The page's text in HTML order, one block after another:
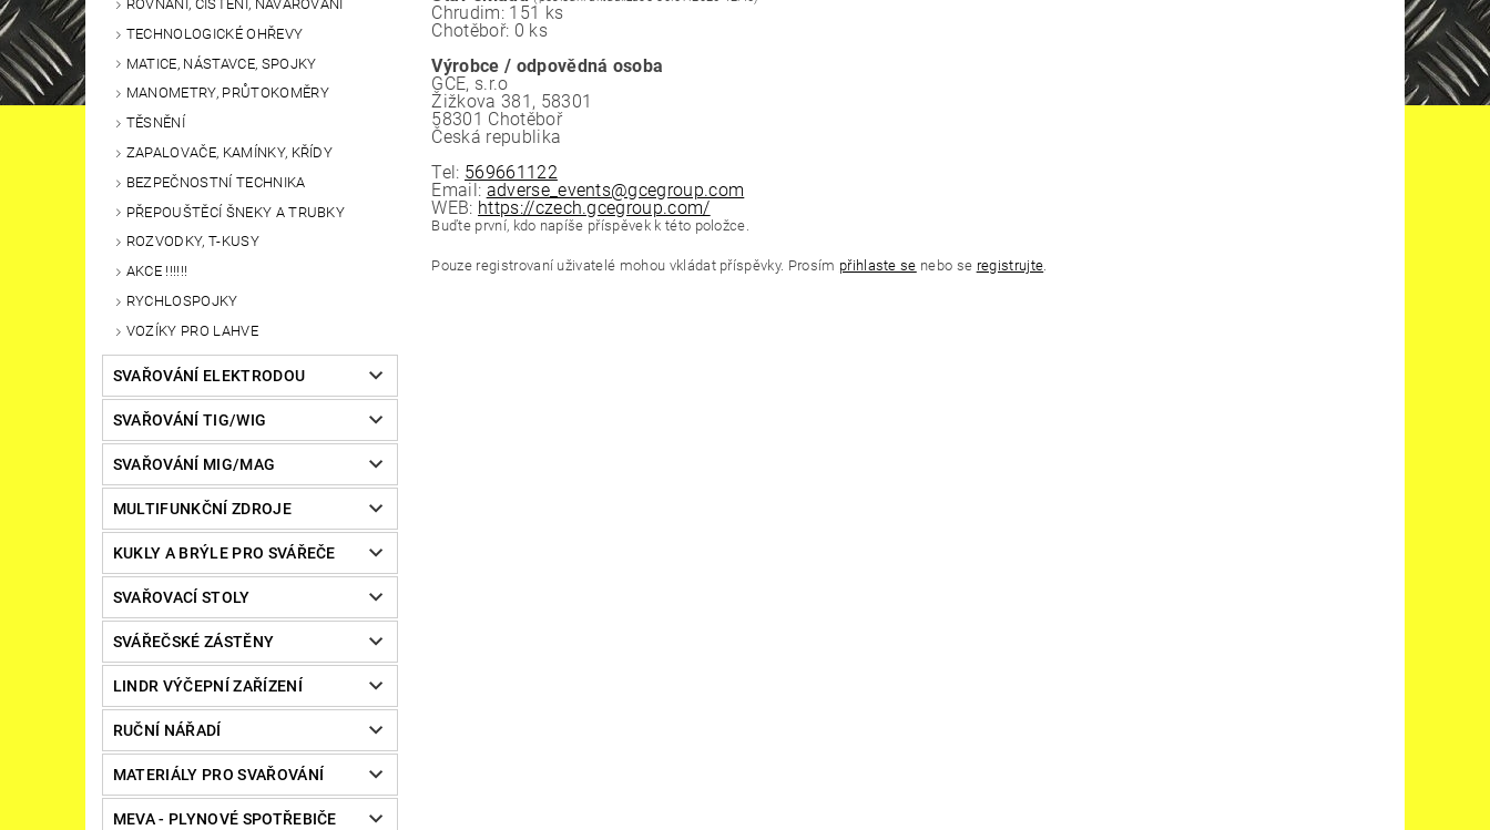
ROVNÁNÍ, ČIŠTĚNÍ, NAVAŘOVÁNÍ
TECHNOLOGICKÉ OHŘEVY
MATICE, NÁSTAVCE, SPOJKY
MANOMETRY, PRŮTOKOMĚRY
TĚSNĚNÍ
ZAPALOVAČE, KAMÍNKY, KŘÍDY
BEZPEČNOSTNÍ TECHNIKA
PŘEPOUŠTĚCÍ ŠNEKY A TRUBKY
ROZVODKY, T-KUSY
AKCE !!!!!!
RYCHLOSPOJKY
VOZÍKY PRO LAHVE
SVAŘOVÁNÍ ELEKTRODOU
SVAŘOVÁNÍ TIG/WIG
SVAŘOVÁNÍ MIG/MAG
MULTIFUNKČNÍ ZDROJE
KUKLY A BRÝLE PRO SVÁŘEČE
SVAŘOVACÍ STOLY
SVÁŘEČSKÉ ZÁSTĚNY
LINDR VÝČEPNÍ ZAŘÍZENÍ
RUČNÍ NÁŘADÍ
MATERIÁLY PRO SVAŘOVÁNÍ
MEVA - PLYNOVÉ SPOTŘEBIČE
Chrudim: 151 ks
Chotěboř: 0 ks
Výrobce / odpovědná osoba
GCE, s.r.o
Žižkova 381, 58301
58301 Chotěboř
Česká republika
Tel: 569661122
Email: adverse_events@gcegroup.com
WEB: https://czech.gcegroup.com/
Buďte první, kdo napíše příspěvek k této položce.
Pouze registrovaní uživatelé mohou vkládat příspěvky. Prosím přihlaste se nebo se registrujte.